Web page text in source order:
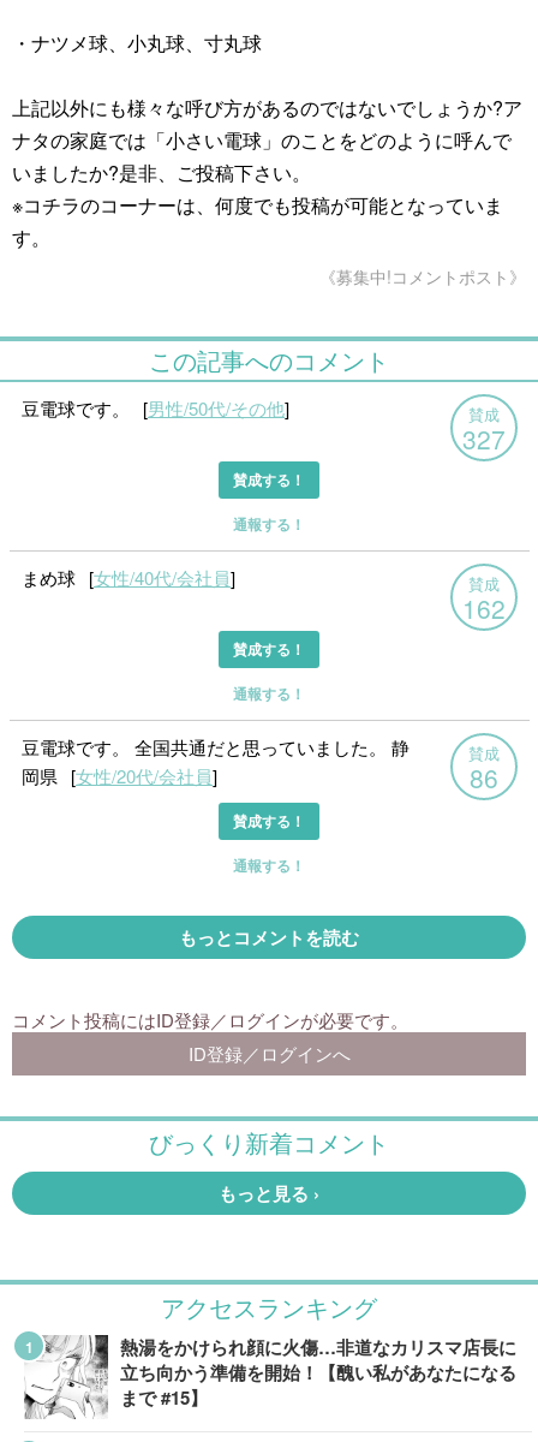
・ナツメ球、小丸球、寸丸球
上記以外にも様々な呼び方があるのではないでしょうか?ア
ナタの家庭では「小さい電球」のことをどのように呼んで
いましたか?是非、ご投稿下さい。
※コチラのコーナーは、何度でも投稿が可能となっていま
す。
《募集中!コメントポスト》
アクセスランキング
熱湯をかけられ顔に火傷…非道なカリスマ店長に
立ち向かう準備を開始！【醜い私があなたになる
まで #15】